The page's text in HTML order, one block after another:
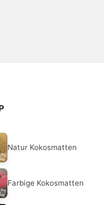
Natur Kokosmatten
Farbige Kokosmatten